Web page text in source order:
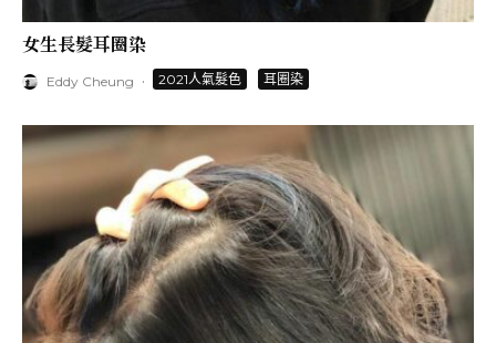
女生長髮耳圈染
Eddy Cheung · 2021人氣髮色 耳圈染